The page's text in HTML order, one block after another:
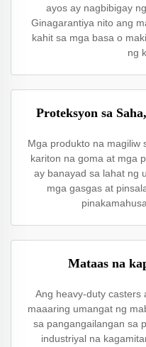
ayos ay nagbibigay
Ginagarantiya nito ang
kahit sa mga basa o
ng
Proteksyon sa
Mga produkto na magiliw
kariton na goma at mga
ay banayad sa lahat ng
mga gasgas at
Mataas na
Ang heavy-duty casters
maaaring umangat ng
sa pangangailangan sa
industriyal na